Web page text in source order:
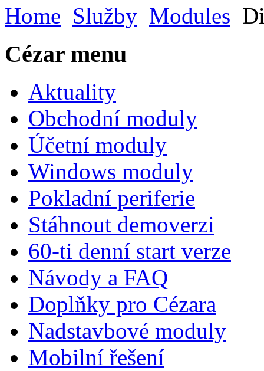
Home Služby Modules
Cézar menu
Aktuality
Obchodní moduly
Účetní moduly
Windows moduly
Pokladní periferie
Stáhnout demoverzi
60-ti denní start verze
Návody a FAQ
Doplňky pro Cézara
Nadstavbové moduly
Mobilní řešení